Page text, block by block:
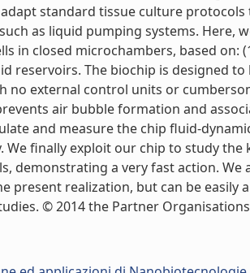
standard tissue culture
as liquid pumping systems.
in closed microchambers, based on:
reservoirs. The biochip is designed
no external control units or
air bubble formation and
and measure the chip fluid-
We finally exploit our chip to study
demonstrating a very fast action.
present realization, but can be
© 2014 the Partner